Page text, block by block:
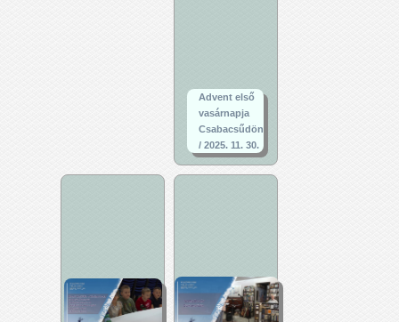
Advent első
vasárnapja
Csabacsűdön
/ 2025. 11. 30.